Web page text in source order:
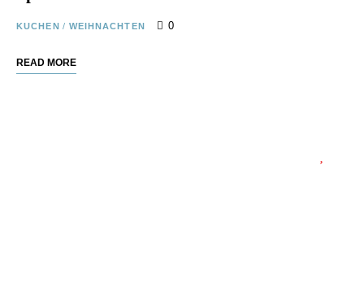
KUCHEN / WEIHNACHTEN 0
READ MORE